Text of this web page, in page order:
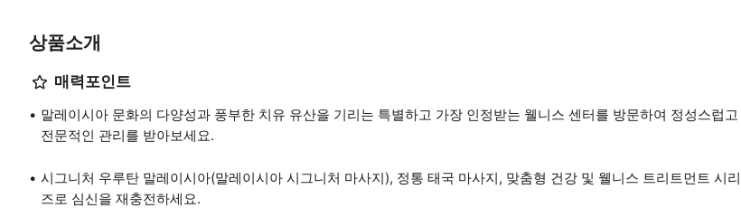
상품소개
매력포인트
말레이시아 문화의 다양성과 풍부한 치유 유산을 기리는 특별하고 가장 인정받는 웰니스 센터를 방문하여 정성스럽고
전문적인 관리를 받아보세요.
시그니처 우루탄 말레이시아(말레이시아 시그니처 마사지), 정통 태국 마사지, 맞춤형 건강 및 웰니스 트리트먼트 시리
즈로 심신을 재충전하세요.